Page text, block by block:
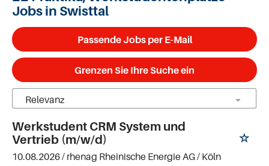
Jobs in Swisttal
Passende Jobs per E-Mail
Grenzen Sie Ihre Suche ein
Werkstudent CRM System und
Vertrieb (m/w/d)
10.08.2026 / rhenag Rheinische Energie AG/ Köln